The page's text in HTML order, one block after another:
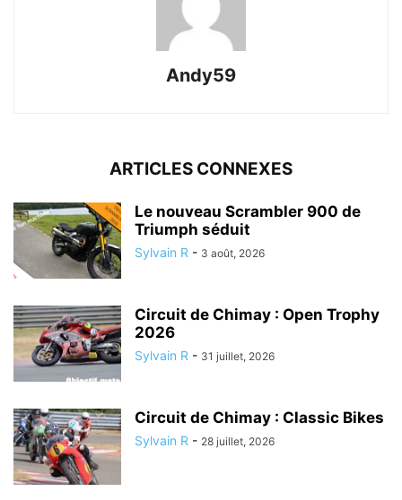
Andy59
ARTICLES CONNEXES
Le nouveau Scrambler 900 de
Triumph séduit
Sylvain R - 3 août, 2026
Circuit de Chimay : Open Trophy
2026
Sylvain R - 31 juillet, 2026
Circuit de Chimay : Classic Bikes
Sylvain R - 28 juillet, 2026